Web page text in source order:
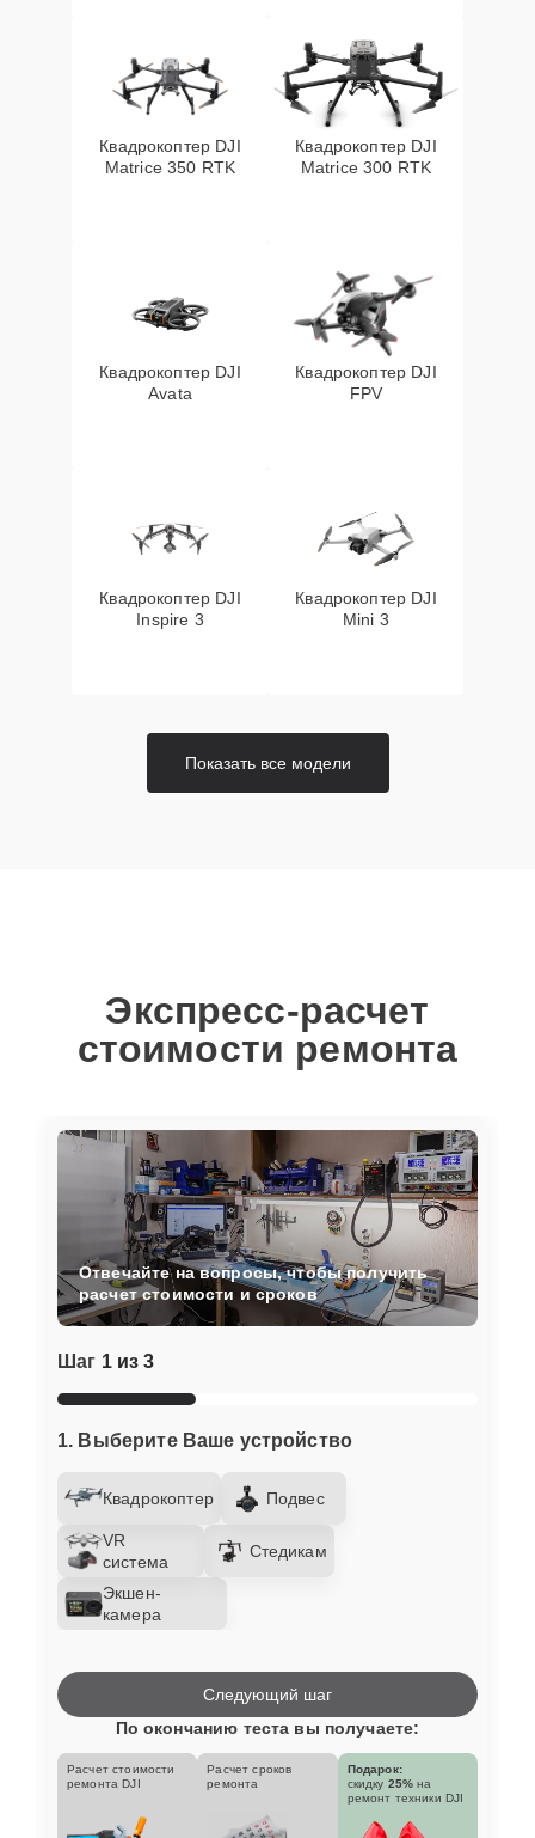
Квадрокоптер DJI
Matrice 350 RTK
Квадрокоптер DJI
Matrice 300 RTK
Квадрокоптер DJI
Avata
Квадрокоптер DJI
FPV
Квадрокоптер DJI
Inspire 3
Квадрокоптер DJI
Mini 3
Показать все модели
Экспресс-расчет
стоимости ремонта
Шаг 1 из 3
1. Выберите Ваше устройство
Квадрокоптер Подвес
VR
система
Стедикам
Экшен-
камера
Отвечайте на вопросы, чтобы получить
расчет стоимости и сроков
Следующий шаг
По окончанию теста вы получаете:
Расчет стоимости
ремонта DJI
Расчет сроков
ремонта
Подарок:
скидку 25% на
ремонт техники DJI